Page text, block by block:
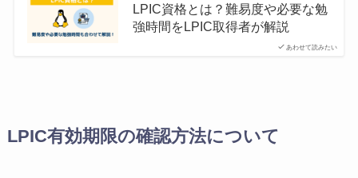
あわせて読みたい
LPIC資格とは？難易度や必要な勉
強時間をLPIC取得者が解説
LPIC有効期限の確認方法について